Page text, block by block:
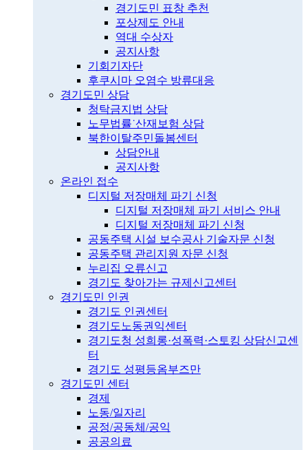
경기도민 표창 추천
포상제도 안내
역대 수상자
공지사항
기회기자단
후쿠시마 오염수 방류대응
경기도민 상담
청탁금지법 상담
노무법률˙산재보험 상담
북한이탈주민돌봄센터
상담안내
공지사항
온라인 접수
디지털 저장매체 파기 신청
디지털 저장매체 파기 서비스 안내
디지털 저장매체 파기 신청
공동주택 시설 보수공사 기술자문 신청
공동주택 관리지원 자문 신청
누리집 오류신고
경기도 찾아가는 규제신고센터
경기도민 인권
경기도 인권센터
경기도노동권익센터
경기도청 성희롱·성폭력·스토킹 상담신고센
터
경기도 성평등옴부즈만
경기도민 센터
경제
노동/일자리
공정/공동체/공익
공공의료